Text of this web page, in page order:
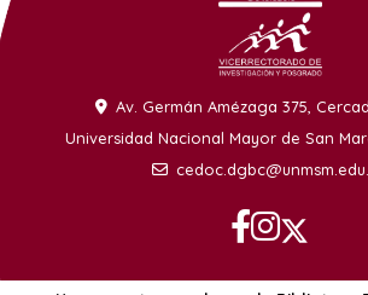
Av. Germán Amézaga 375,
Universidad Nacional Mayor de San